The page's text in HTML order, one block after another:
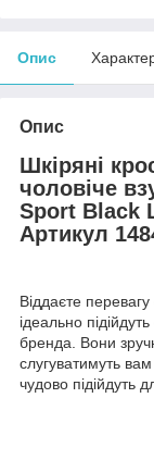
Опис
Опис
Шкіряні
чоловіче
Sport Black
Артикул
Віддаєте
ідеально
бренда. Вони
слугуватимуть вам
чудово підійдуть